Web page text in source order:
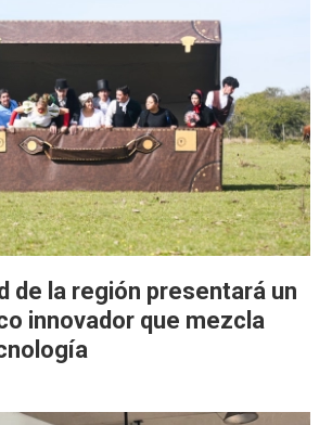
de la región presentará un
innovador que mezcla